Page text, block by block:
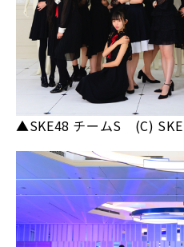
▲SKE48 チームS (C) SKE